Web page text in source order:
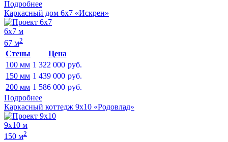
Подробнее
Каркасный дом 6х7 «Искрен»
6х7 м
67 м2
Стены
Цена
100 мм 1 322 000 руб.
150 мм 1 439 000 руб.
200 мм 1 586 000 руб.
Подробнее
Каркасный коттедж 9х10 «Родовлад»
9х10 м
150 м2